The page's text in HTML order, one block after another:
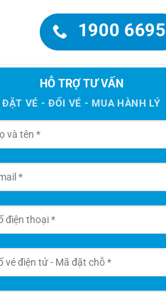
1900 6695
HỖ TRỢ TƯ VẤN
ĐẶT VÉ - ĐỔI VÉ - MUA HÀNH LÝ